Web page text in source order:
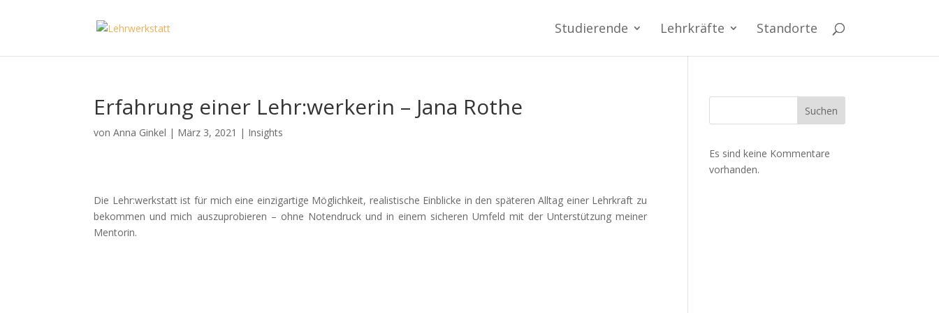
Studierende Lehrkräfte Standorte
Erfahrung einer Lehr:werkerin – Jana Rothe
vonAnna Ginkel | März 3, 2021 | Insights
Die Lehr:werkstatt ist für mich eine einzigartige Möglichkeit, realistische Einblicke in den späteren Alltag einer Lehrkraft zu
bekommen und mich auszuprobieren – ohne Notendruck und in einem sicheren Umfeld mit der Unterstützung meiner
Mentorin.
Suchen
Es sind keine Kommentare
vorhanden.